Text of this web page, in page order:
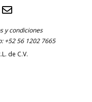
y condiciones
+52 56 1202 7665
de C.V.